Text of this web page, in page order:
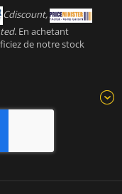
Cdiscount,
. En achetant
de notre stock